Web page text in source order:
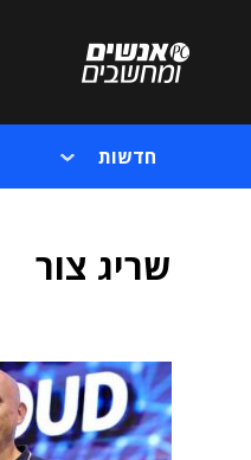
חדשות
שריג צור